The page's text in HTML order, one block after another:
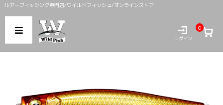
ルアーフィッシング専門店/ワイルドフィッシュ/オンラインストア
ログイン
0